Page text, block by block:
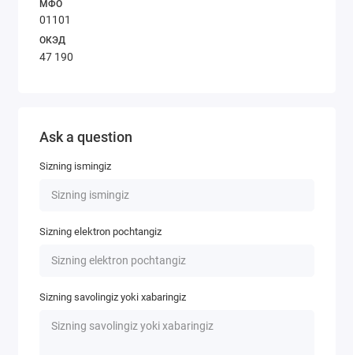
МФО
01101
ОКЭД
47 190
Ask a question
Sizning ismingiz
Sizning elektron pochtangiz
Sizning savolingiz yoki xabaringiz